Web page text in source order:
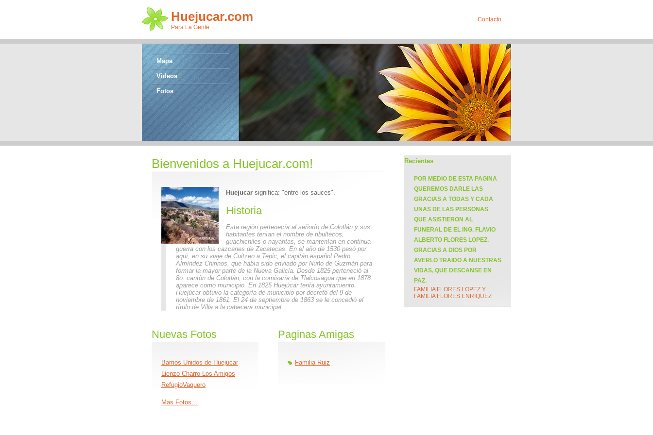
Huejucar.com
Para La Gente
Contacto
Mapa
Videos
Fotos
Bienvenidos a Huejucar.com!
Huejucar significa: "entre los sauces".
Historia
Esta regiòn pertenecía al señorío de Colotlán y sus
habitantes tenìan el nombre de tibultecos,
guachichiles o nayaritas, se mantenìan en continua
guerra con los cazcanes de Zacatecas. En el año de 1530 pasò por
aquì, en su viaje de Cuitzeo a Tepic, el capitán español Pedro
Almìndez Chirinos, que habìa sido enviado por Nuño de Guzmán para
formar la mayor parte de la Nueva Galicia. Desde 1825 perteneciò al
8ö. cantòn de Colotlán, con la comisaría de Tlalcosagua que en 1878
aparece como municipio. En 1825 Huejúcar tenía ayuntamiento.
Huejúcar obtuvo la categoría de municipio por decreto del 9 de
noviembre de 1861. El 24 de septiembre de 1863 se le concediò el
título de Villa a la cabecera municipal.
Nuevas Fotos
Barrios Unidos de Huejucar
Lienzo Charro Los Amigos
RefugioVaquero
Mas Fotos…
Paginas Amigas
Familia Ruiz
Recientes
POR MEDIO DE ESTA PAGINA
QUEREMOS DARLE LAS
GRACIAS A TODAS Y CADA
UNAS DE LAS PERSONAS
QUE ASISTIERON AL
FUNERAL DE EL ING. FLAVIO
ALBERTO FLORES LOPEZ.
GRACIAS A DIOS POR
AVERLO TRAIDO A NUESTRAS
VIDAS, QUE DESCANSE EN
PAZ.
FAMILIA FLORES LOPEZ Y
FAMILIA FLORES ENRIQUEZ